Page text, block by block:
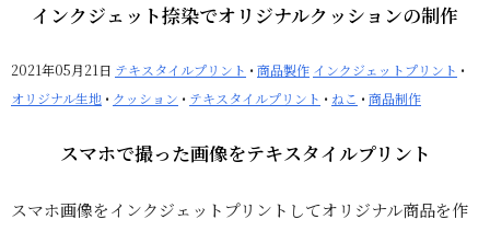
インクジェット捺染でオリジナルクッションの制作
2021年05月21日 テキスタイルプリント •商品製作 インクジェットプリント •
オリジナル生地 • クッション • テキスタイルプリント • ねこ •商品制作
スマホで撮った画像をテキスタイルプリント
スマホ画像をインクジェットプリントしてオリジナル商品を作